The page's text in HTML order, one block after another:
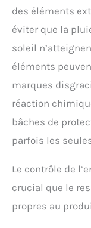
des éléments
éviter que la
soleil
éléments
marques
réaction
bâches de
parfois les
Le contrôle de
crucial que le
propres au